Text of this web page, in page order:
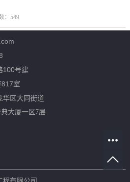
：549
100号建
室
华区大同街道
厦一区7层